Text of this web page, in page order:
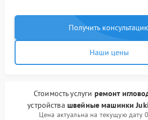
Получить
Наши цены
Стоимость услуги ремонт
устройства швейные машинки
Цена актуальна на текущую дату